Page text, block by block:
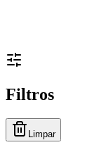
Filtros
Limpar